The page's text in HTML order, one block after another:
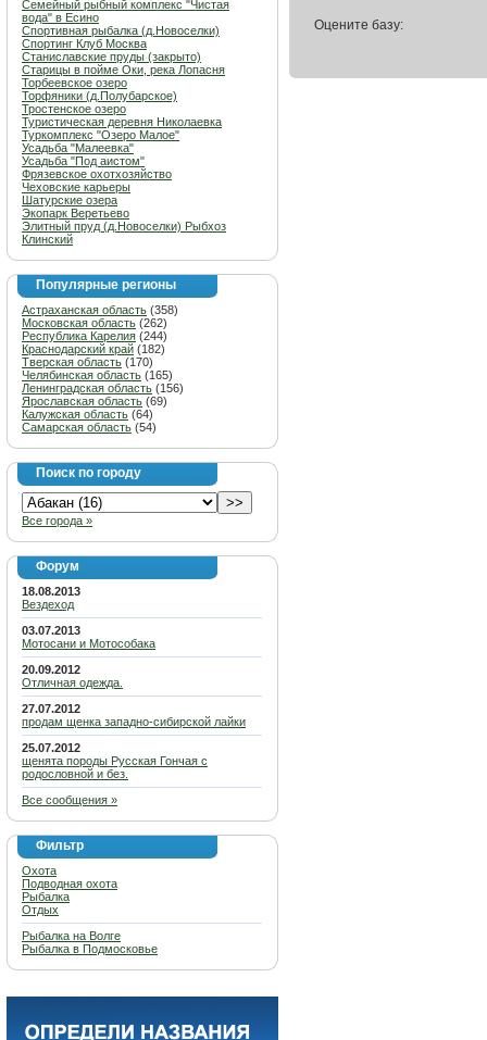
Семейный рыбный комплекс "Чистая
вода" в Есино
Спортивная рыбалка (д.Новоселки)
Спортинг Клуб Москва
Станиславские пруды (закрыто)
Старицы в пойме Оки, река Лопасня
Торбеевское озеро
Торфяники (д.Полубарское)
Тростенское озеро
Туристическая деревня Николаевка
Туркомплекс "Озеро Малое"
Усадьба "Малеевка"
Усадьба "Под аистом"
Фрязевское охотхозяйство
Чеховские карьеры
Шатурские озера
Экопарк Веретьево
Элитный пруд (д.Новоселки) Рыбхоз
Клинский
Популярные регионы
Астраханская область (358)
Московская область (262)
Республика Карелия (244)
Краснодарский край (182)
Тверская область (170)
Челябинская область (165)
Ленинградская область (156)
Ярославская область (69)
Калужская область (64)
Самарская область (54)
Поиск по городу
Все города »
Форум
18.08.2013
Вездеход
03.07.2013
Мотосани и Мотособака
20.09.2012
Отличная одежда.
27.07.2012
продам щенка западно-сибирской лайки
25.07.2012
щенята породы Русская Гончая с
родословной и без.
Все сообщения »
Фильтр
Охота
Подводная охота
Рыбалка
Отдых
Рыбалка на Волге
Рыбалка в Подмосковье
Оцените базу: